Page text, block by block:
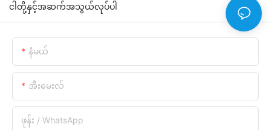
ငါတို့နှင့်အဆက်အသွယ်လုပ်ပါ
နံမယ်
အီးမေးလ်
ဖုန်း / WhatsApp